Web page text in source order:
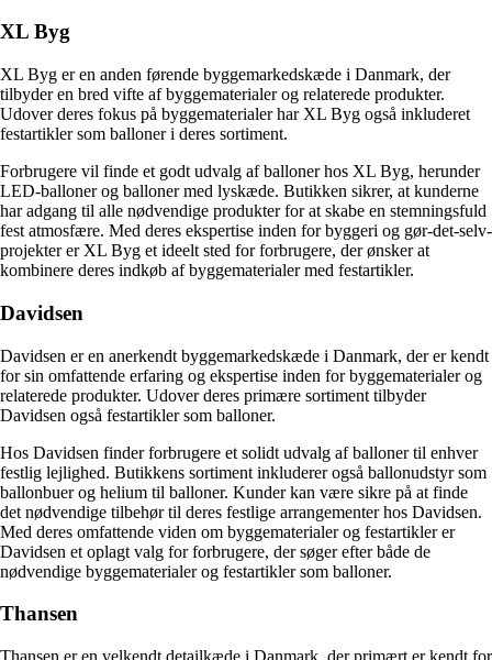
XL Byg
XL Byg er en anden førende byggemarkedskæde i Danmark, der
tilbyder en bred vifte af byggematerialer og relaterede produkter.
Udover deres fokus på byggematerialer har XL Byg også inkluderet
festartikler som balloner i deres sortiment.
Forbrugere vil finde et godt udvalg af balloner hos XL Byg, herunder
LED-balloner og balloner med lyskæde. Butikken sikrer, at kunderne
har adgang til alle nødvendige produkter for at skabe en stemningsfuld
fest atmosfære. Med deres ekspertise inden for byggeri og gør-det-selv-
projekter er XL Byg et ideelt sted for forbrugere, der ønsker at
kombinere deres indkøb af byggematerialer med festartikler.
Davidsen
Davidsen er en anerkendt byggemarkedskæde i Danmark, der er kendt
for sin omfattende erfaring og ekspertise inden for byggematerialer og
relaterede produkter. Udover deres primære sortiment tilbyder
Davidsen også festartikler som balloner.
Hos Davidsen finder forbrugere et solidt udvalg af balloner til enhver
festlig lejlighed. Butikkens sortiment inkluderer også ballonudstyr som
ballonbuer og helium til balloner. Kunder kan være sikre på at finde
det nødvendige tilbehør til deres festlige arrangementer hos Davidsen.
Med deres omfattende viden om byggematerialer og festartikler er
Davidsen et oplagt valg for forbrugere, der søger efter både de
nødvendige byggematerialer og festartikler som balloner.
Thansen
Thansen er en velkendt detailkæde i Danmark, der primært er kendt for